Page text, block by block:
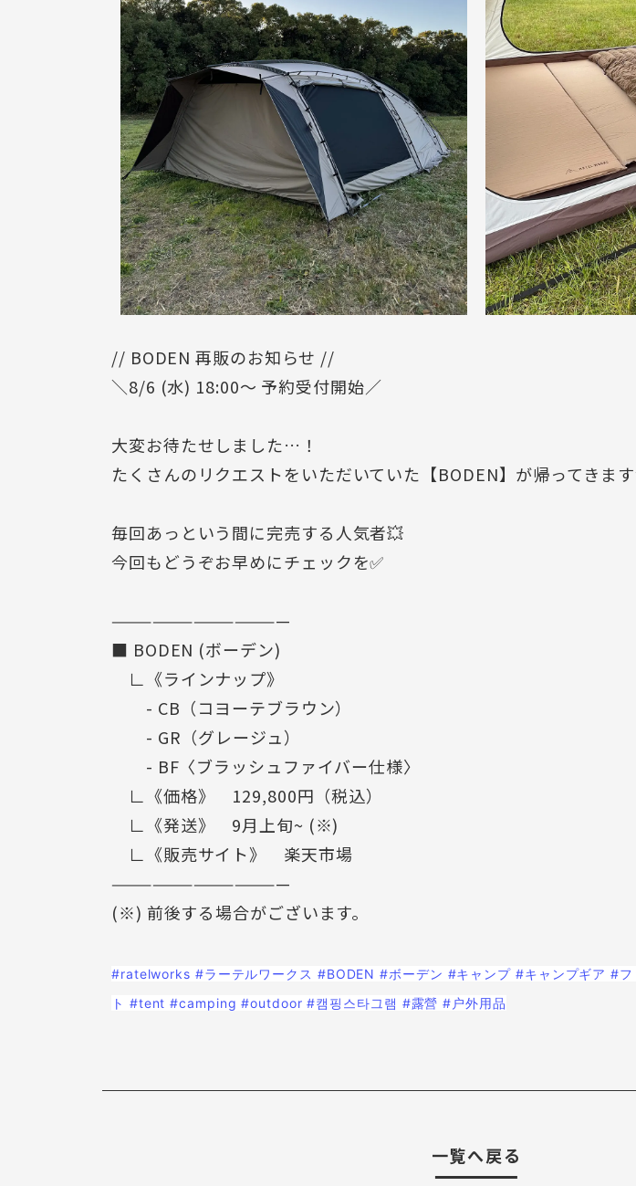
// BODEN 再販のお知らせ //
＼8/6 (水) 18:00〜 予約受付開始／
大変お待たせしました…！
たくさんのリクエストをいただいていた【BODEN】が帰ってきます
毎回あっという間に完売する人気者💥
今回もどうぞお早めにチェックを✅
—————————————
■ BODEN (ボーデン)
∟《ラインナップ》
- CB（コヨーテブラウン）
- GR（グレージュ）
- BF〈ブラッシュファイバー仕様〉
∟《価格》 129,800円（税込）
∟《発送》 9月上旬~ (※)
∟《販売サイト》 楽天市場
—————————————
(※) 前後する場合がございます。
#ratelworks #ラーテルワークス #BODEN #ボーデン #キャンプ #キャンプギア #フ
ト #tent #camping #outdoor #캠핑스타그램 #露營 #户外用品
一覧へ戻る